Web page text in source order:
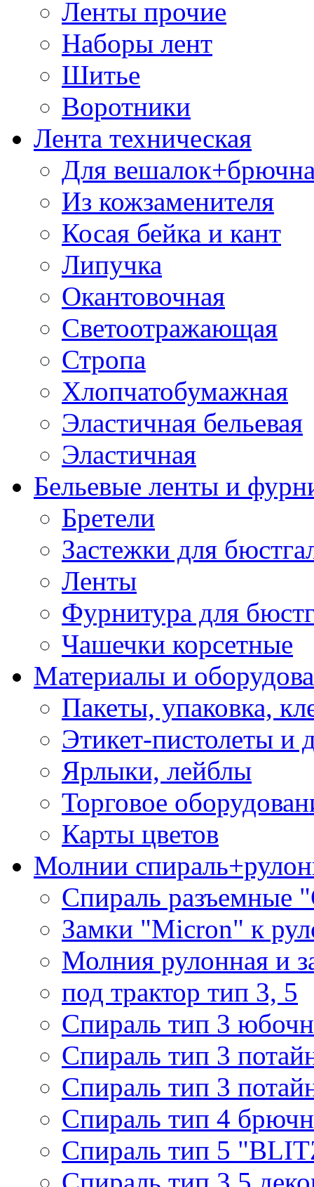
Ленты прочие
Наборы лент
Шитье
Воротники
Лента техническая
Для
Из кожзаменителя
Косая бейка и кант
Липучка
Окантовочная
Светоотражающая
Стропа
Хлопчатобумажная
Эластичная бельевая
Эластичная
Бельевые ленты и
Бретели
Застежки для
Ленты
Фурнитура для
Чашечки корсетные
Материалы и
Пакеты, упаковка,
Этикет-пистолеты и
Ярлыки, лейблы
Торговое
Карты цветов
Молнии
Спираль разъемные
Замки "Micron" к
Молния рулонная и
под трактор тип 3, 5
Спираль тип 3
Спираль тип 3
Спираль тип 3
Спираль тип 4
Спираль тип 5